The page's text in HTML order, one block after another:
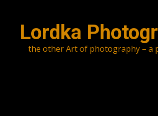
Lordka
the other Art of photography – a